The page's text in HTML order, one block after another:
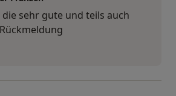
sehr gute und teils auch